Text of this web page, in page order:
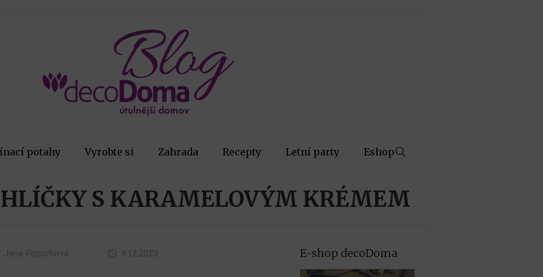
potahy Vyrobte si Zahrada Recepty Letní party Eshop
S KARAMELOVÝM KRÉMEM
Jana Pippichova 4.12.2023 E-shop decoDoma